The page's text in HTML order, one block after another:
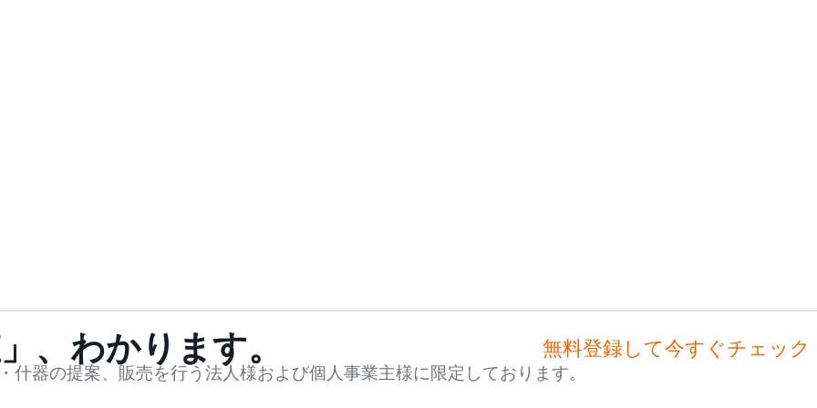
、わかります。 無料登録して今すぐチェック
器の提案、販売を行う法人様および個人事業主様に限定しております。